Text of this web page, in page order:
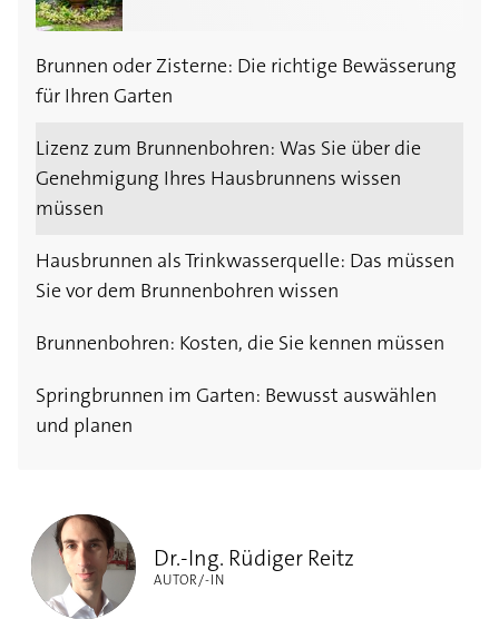
Brunnen oder Zisterne: Die richtige Bewässerung
für Ihren Garten
Lizenz zum Brunnenbohren: Was Sie über die
Genehmigung Ihres Hausbrunnens wissen
müssen
Hausbrunnen als Trinkwasserquelle: Das müssen
Sie vor dem Brunnenbohren wissen
Brunnenbohren: Kosten, die Sie kennen müssen
Springbrunnen im Garten: Bewusst auswählen
und planen
Dr.-Ing. Rüdiger Reitz
AUTOR/-IN